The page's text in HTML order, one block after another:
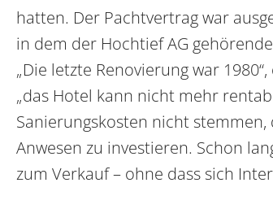
hatten. Der Pachtvertrag war
in dem der Hochtief AG
„Die letzte Renovierung war
„das Hotel kann nicht mehr
Sanierungskosten nicht
Anwesen zu investieren. Schon
zum Verkauf – ohne dass sich